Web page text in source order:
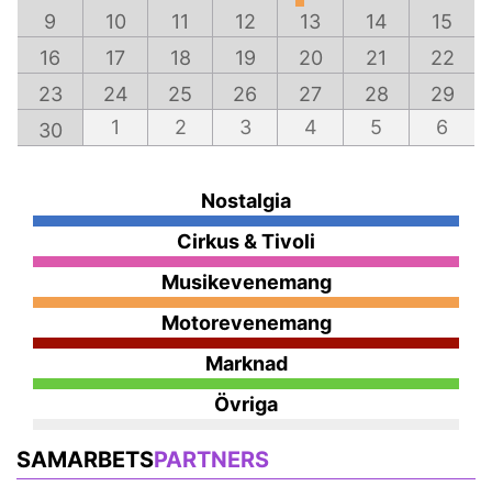
9 10 11 12 13 14
15
16
17 18 19 20 21
22
23
24 25 26 27 28
29
30
1 2 3 4 5 6
Nostalgia
Cirkus & Tivoli
Musikevenemang
Motorevenemang
Marknad
Övriga
SAMARBETSPARTNERS